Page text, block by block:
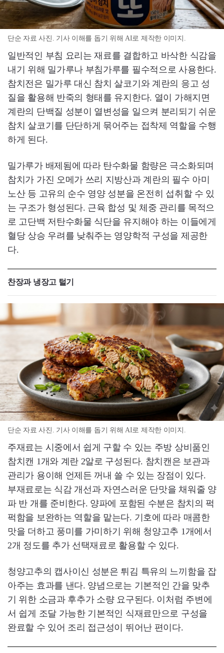
단순 자료 사진. 기사 이해를 돕기 위해 AI로 제작한 이미지.
일반적인 부침 요리는 재료를 결합하고 바삭한 식감을
내기 위해 밀가루나 부침가루를 필수적으로 사용한다.
참치전은 밀가루 대신 참치 살코기와 계란의 응고 성
질을 활용해 반죽의 형태를 유지한다. 열이 가해지면
계란의 단백질 성분이 열변성을 일으켜 분리되기 쉬운
참치 살코기를 단단하게 묶어주는 접착제 역할을 수행
하게 된다.
밀가루가 배제됨에 따라 탄수화물 함량은 극소화되며
참치가 가진 오메가 쓰리 지방산과 계란의 필수 아미
노산 등 고유의 순수 영양 성분을 온전히 섭취할 수 있
는 구조가 형성된다. 근육 합성 및 체중 관리를 목적으
로 고단백 저탄수화물 식단을 유지해야 하는 이들에게
혈당 상승 우려를 낮춰주는 영양학적 구성을 제공한
다.
찬장과 냉장고 털기
단순 자료 사진. 기사 이해를 돕기 위해 AI로 제작한 이미지.
주재료는 시중에서 쉽게 구할 수 있는 주방 상비품인
참치캔 1개와 계란 2알로 구성된다. 참치캔은 보관과
관리가 용이해 언제든 꺼내 쓸 수 있는 장점이 있다.
부재료로는 식감 개선과 자연스러운 단맛을 채워줄 양
파 반 개를 준비한다. 양파에 포함된 수분은 참치의 퍽
퍽함을 보완하는 역할을 맡는다. 기호에 따라 매콤한
맛을 더하고 풍미를 가미하기 위해 청양고추 1개에서
2개 정도를 추가 선택재료로 활용할 수 있다.
청양고추의 캡사이신 성분은 튀김 특유의 느끼함을 잡
아주는 효과를 낸다. 양념으로는 기본적인 간을 맞추
기 위한 소금과 후추가 소량 요구된다. 이처럼 주변에
서 쉽게 조달 가능한 기본적인 식재료만으로 구성을
완료할 수 있어 조리 접근성이 뛰어난 편이다.